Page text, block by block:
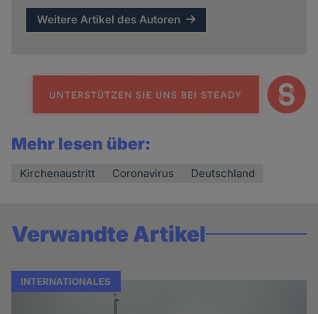
Weitere Artikel des Autoren
Mehr lesen über:
Kirchenaustritt Coronavirus Deutschland
Verwandte Artikel
INTERNATIONALES